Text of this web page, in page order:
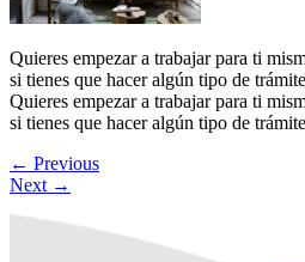
Quieres empezar a trabajar para ti
si tienes que hacer algún tipo de
Quieres empezar a trabajar para ti
si tienes que hacer algún tipo de
← Previous
Next →